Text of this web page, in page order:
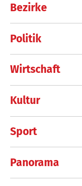
Bezirke
Politik
Wirtschaft
Kultur
Sport
Panorama